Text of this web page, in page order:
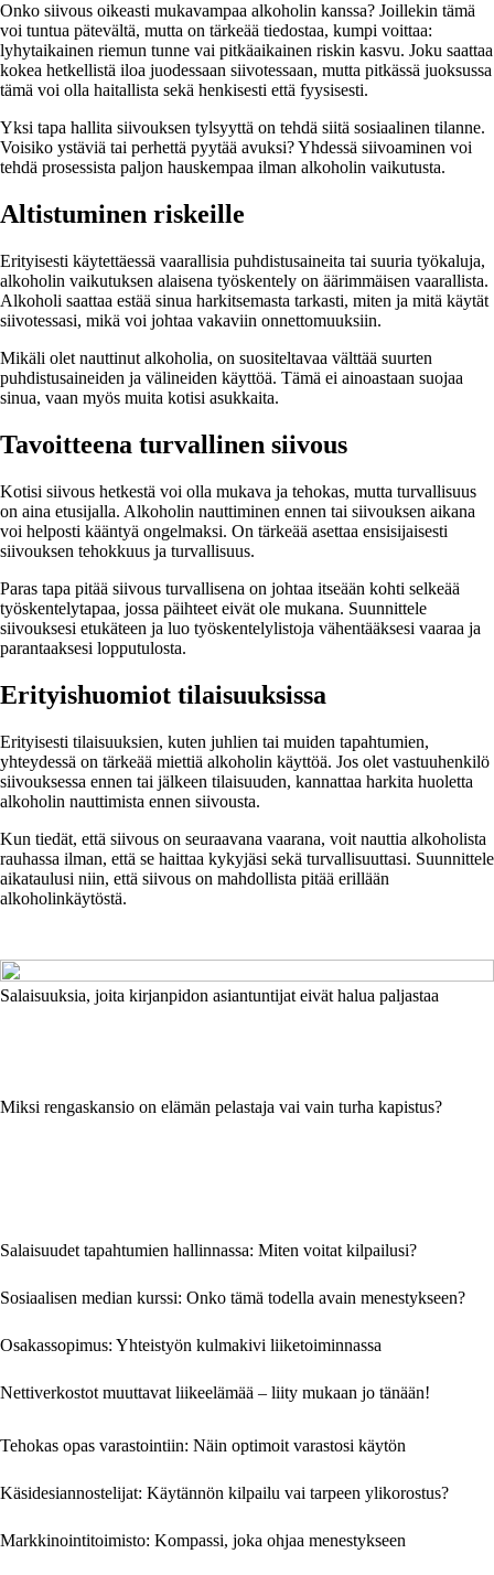
Onko siivous oikeasti mukavampaa alkoholin kanssa? Joillekin tämä
voi tuntua pätevältä, mutta on tärkeää tiedostaa, kumpi voittaa:
lyhytaikainen riemun tunne vai pitkäaikainen riskin kasvu. Joku saattaa
kokea hetkellistä iloa juodessaan siivotessaan, mutta pitkässä juoksussa
tämä voi olla haitallista sekä henkisesti että fyysisesti.
Yksi tapa hallita siivouksen tylsyyttä on tehdä siitä sosiaalinen tilanne.
Voisiko ystäviä tai perhettä pyytää avuksi? Yhdessä siivoaminen voi
tehdä prosessista paljon hauskempaa ilman alkoholin vaikutusta.
Altistuminen riskeille
Erityisesti käytettäessä vaarallisia puhdistusaineita tai suuria työkaluja,
alkoholin vaikutuksen alaisena työskentely on äärimmäisen vaarallista.
Alkoholi saattaa estää sinua harkitsemasta tarkasti, miten ja mitä käytät
siivotessasi, mikä voi johtaa vakaviin onnettomuuksiin.
Mikäli olet nauttinut alkoholia, on suositeltavaa välttää suurten
puhdistusaineiden ja välineiden käyttöä. Tämä ei ainoastaan suojaa
sinua, vaan myös muita kotisi asukkaita.
Tavoitteena turvallinen siivous
Kotisi siivous hetkestä voi olla mukava ja tehokas, mutta turvallisuus
on aina etusijalla. Alkoholin nauttiminen ennen tai siivouksen aikana
voi helposti kääntyä ongelmaksi. On tärkeää asettaa ensisijaisesti
siivouksen tehokkuus ja turvallisuus.
Paras tapa pitää siivous turvallisena on johtaa itseään kohti selkeää
työskentelytapaa, jossa päihteet eivät ole mukana. Suunnittele
siivouksesi etukäteen ja luo työskentelylistoja vähentääksesi vaaraa ja
parantaaksesi lopputulosta.
Erityishuomiot tilaisuuksissa
Erityisesti tilaisuuksien, kuten juhlien tai muiden tapahtumien,
yhteydessä on tärkeää miettiä alkoholin käyttöä. Jos olet vastuuhenkilö
siivouksessa ennen tai jälkeen tilaisuuden, kannattaa harkita huoletta
alkoholin nauttimista ennen siivousta.
Kun tiedät, että siivous on seuraavana vaarana, voit nauttia alkoholista
rauhassa ilman, että se haittaa kykyjäsi sekä turvallisuuttasi. Suunnittele
aikataulusi niin, että siivous on mahdollista pitää erillään
alkoholinkäytöstä.
Salaisuuksia, joita kirjanpidon asiantuntijat eivät halua paljastaa
Miksi rengaskansio on elämän pelastaja vai vain turha kapistus?
Salaisuudet tapahtumien hallinnassa: Miten voitat kilpailusi?
Sosiaalisen median kurssi: Onko tämä todella avain menestykseen?
Osakassopimus: Yhteistyön kulmakivi liiketoiminnassa
Nettiverkostot muuttavat liikeelämää – liity mukaan jo tänään!
Tehokas opas varastointiin: Näin optimoit varastosi käytön
Käsidesiannostelijat: Käytännön kilpailu vai tarpeen ylikorostus?
Markkinointitoimisto: Kompassi, joka ohjaa menestykseen